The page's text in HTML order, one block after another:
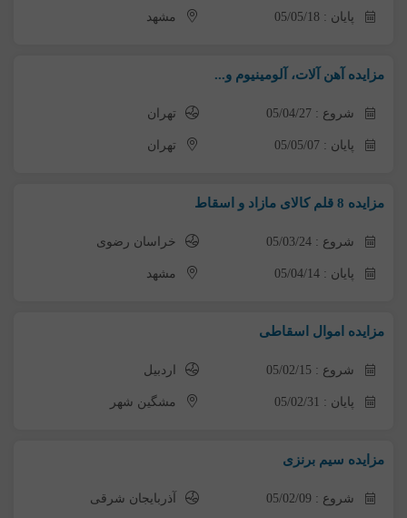
پایان : 05/05/18 مشهد
مزایده آهن آلات، آلومینیوم و...
شروع : 05/04/27 تهران
پایان : 05/05/07 تهران
مزایده 8 قلم کالای مازاد و اسقاط
شروع : 05/03/24 خراسان رضوی
پایان : 05/04/14 مشهد
مزایده اموال اسقاطی
شروع : 05/02/15 اردبیل
پایان : 05/02/31 مشگین شهر
مزایده سیم برنزی
شروع : 05/02/09 آذربایجان شرقی